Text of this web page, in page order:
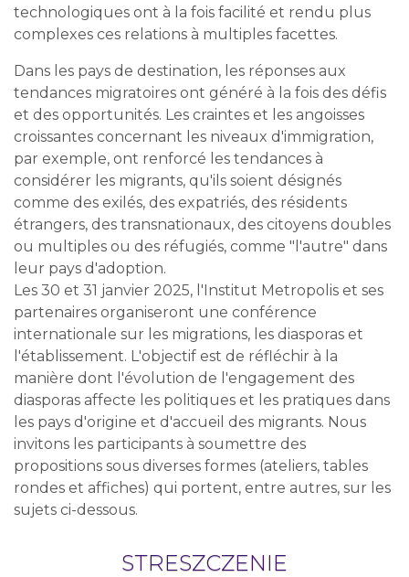
technologiques ont à la fois facilité et rendu plus
complexes ces relations à multiples facettes.
Dans les pays de destination, les réponses aux
tendances migratoires ont généré à la fois des défis
et des opportunités. Les craintes et les angoisses
croissantes concernant les niveaux d'immigration,
par exemple, ont renforcé les tendances à
considérer les migrants, qu'ils soient désignés
comme des exilés, des expatriés, des résidents
étrangers, des transnationaux, des citoyens doubles
ou multiples ou des réfugiés, comme "l'autre" dans
leur pays d'adoption.
Les 30 et 31 janvier 2025, l'Institut Metropolis et ses
partenaires organiseront une conférence
internationale sur les migrations, les diasporas et
l'établissement. L'objectif est de réfléchir à la
manière dont l'évolution de l'engagement des
diasporas affecte les politiques et les pratiques dans
les pays d'origine et d'accueil des migrants. Nous
invitons les participants à soumettre des
propositions sous diverses formes (ateliers, tables
rondes et affiches) qui portent, entre autres, sur les
sujets ci-dessous.
STRESZCZENIE